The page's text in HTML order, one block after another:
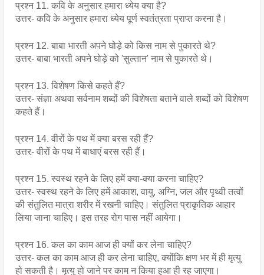
प्रश्न 11. कवि के अनुसार हमारा ध्येय क्या है?
उत्तर- कवि के अनुसार हमारा ध्येय पूर्ण स्वतंत्रता प्राप्त करना है।
प्रश्न 12. बाबा भारती अपने घोड़े को किस नाम से पुकारते थे?
उत्तर- बाबा भारती अपने घोड़े को 'सुल्तान' नाम से पुकारते थे।
प्रश्न 13. विशेषण किसे कहते हैं?
उत्तर- संज्ञा अथवा सर्वनाम शब्दों की विशेषता बताने वाले शब्दों को विशेषण
कहते हैं।
प्रश्न 14. वीरों के पथ में क्या बरस रही हैं?
उत्तर- वीरों के पथ में बाधाएं बरस रही हैं।
प्रश्न 15. स्वस्थ रहने के लिए हमें क्या-क्या करना चाहिए?
उत्तर- स्वस्थ रहने के लिए हमें आकाश, वायु, अग्नि, जल और पृथ्वी तत्वों
की संतुलित मात्रा शरीर में रखनी चाहिए। संतुलित प्राकृतिक आहार
लिया जाना चाहिए। इस तरह रोग पास नहीं आयेगा।
प्रश्न 16. कल का काम आज ही क्यों कर लेना चाहिए?
उत्तर- कल का काम आज ही कर लेना चाहिए, क्योंकि क्षण भर में ही मृत्यु
हो सकती है। मृत्यु हो जाने पर काम न किया हुआ ही रह जाएगा।